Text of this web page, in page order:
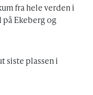
fra hele verden i
på Ekeberg og
siste plassen i